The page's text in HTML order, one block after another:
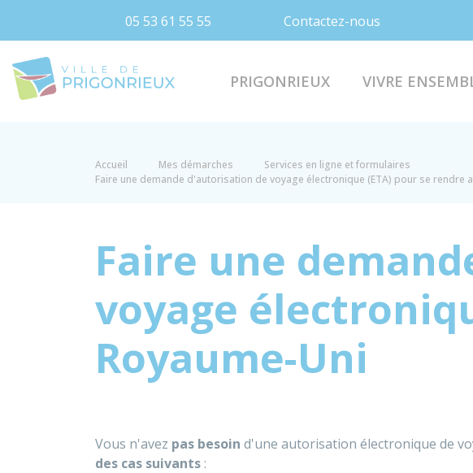
05 53 61 55 55 Contactez-nous
PRIGONRIEUX VIVRE
Accueil Mes démarches
Services en ligne et formulaires
Faire une demande d'autorisation de voyage électronique (ETA) pour se rendre
Faire une
voyage
Royaume-Uni
Vous n'avez pas besoin d'une autorisation électronique de
des cas suivants :